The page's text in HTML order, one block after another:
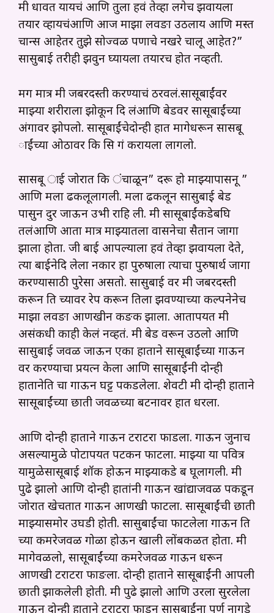
मी धावत यायचं आणि तुला हवं तेव्हा लगेच झवायला
तयार व्हायचंआणि आज माझा लवङा उठलाय आणि मस्त
चान्स आहेतर तुझे सोज्वळ पणाचे नखरे चालू आहेत?”
सासुबाई तरीही झवुन घ्यायला तयारच होत नव्हती.
मग मात्र मी जबरदस्ती करण्याचं ठरवलं.सासूबाईंवर
माझ्या शरीराला झोकून दि लंआणि बेडवर सासूबाईंच्या
अंगावर झोपलो. सासूबाईंचेदोन्ही हात मागेधरून सासबू
ाईंच्या ओठावर कि सि गं करायला लागलो.
सासबू ाई जोरात कि ंचाळून” दरू हो माझ्यापासनू ”
आणि मला ढकलूलागली. मला ढकलून सासुबाई बेड
पासुन दुर जाऊन उभी राहि ली. मी सासूबाईंकडेबघि
तलंआणि आता मात्र माझ्यातला वासनेचा सैतान जागा
झाला होता. जी बाई आपल्याला हवं तेव्हा झवायला देते,
त्या बाईनेदि लेला नकार हा पुरुषाला त्याचा पुरुषार्थ जागा
करण्यासाठी पुरेसा असतो. सासुबाई वर मी जबरदस्ती
करून ति च्यावर रेप करून तिला झवण्याच्या कल्पनेनेच
माझा लवङा आणखीन कङक झाला. आतापर्यंत मी
असंकधी काही केलं नव्हतं. मी बेड वरून उठलो आणि
सासुबाई जवळ जाऊन एका हाताने सासूबाईंच्या गाऊन
वर करण्याचा प्रयत्न केला आणि सासूबाईंनी दोन्ही
हातानेति चा गाऊन घट्ट पकडलेला. शेवटी मी दोन्ही हाताने
सासूबाईंच्या छाती जवळच्या बटनावर हात धरला.
आणि दोन्ही हाताने गाऊन टराटरा फाडला. गाऊन जुनाच
असल्यामुळे पोटापर्यंत पटकन फाटला. माझ्या या पवित्र
यामुळेसासूबाई शॉक होऊन माझ्याकडे ब घूलागली. मी
पुढे झालो आणि दोन्ही हातांनी गाऊन खांद्याजवळ पकडून
जोरात खेचतात गाऊन आणखी फाटला. सासूबाईंची छाती
माझ्यासमोर उघडी होती. सासुबाईंचा फाटलेला गाऊन ति
च्या कमरेजवळ गोळा होऊन खाली लोंबकळत होता. मी
मागेवळलो, सासूबाईंच्या कमरेजवळ गाऊन धरून
आणखी टराटरा फाङला. दोन्ही हाताने सासूबाईंनी आपली
छाती झाकलेली होती. मी पुढे झालो आणि उरला सुरलेला